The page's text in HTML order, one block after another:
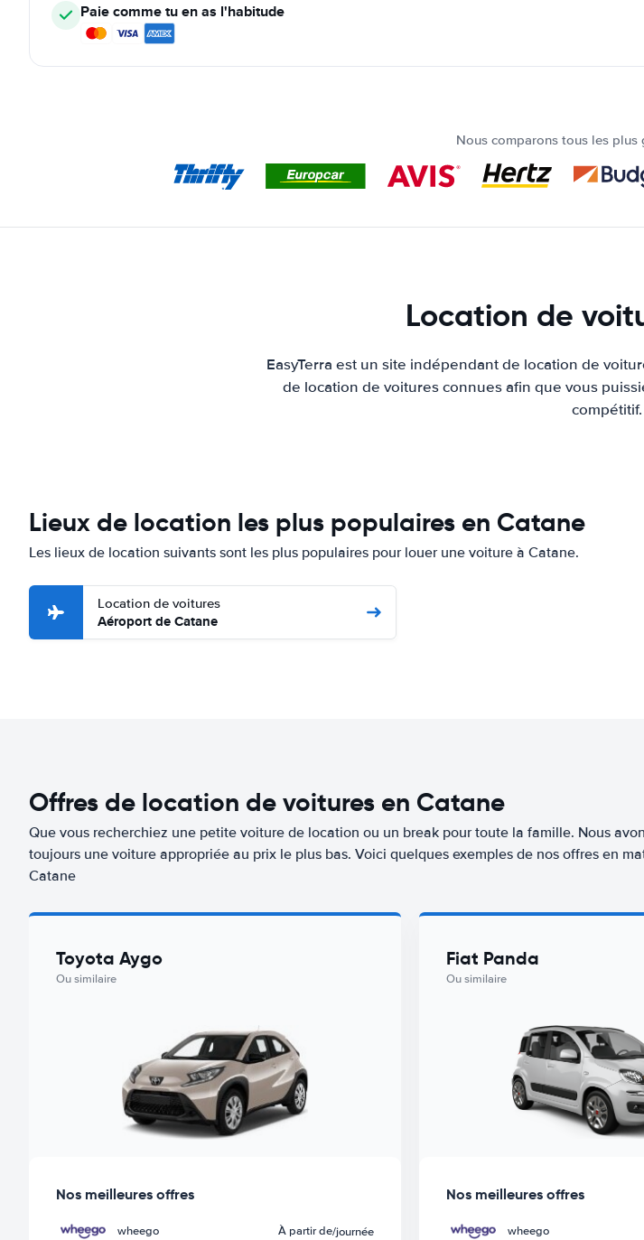
Paie comme tu en as l'habitude
Nous comparons tous les plus
Location de
EasyTerra est un site indépendant de location de
de location de voitures connues afin que vous
compétitif.
Lieux de location les plus populaires en Catane
Les lieux de location suivants sont les plus populaires pour louer une voiture à Catane.
Location de voitures
Aéroport de Catane
Offres de location de voitures en Catane
Que vous recherchiez une petite voiture de location ou un break pour toute la famille. Nous
toujours une voiture appropriée au prix le plus bas. Voici quelques exemples de nos offres en
Catane
Toyota Aygo
Ou similaire
Nos meilleures offres
wheego À partir de/journée
Fiat Panda
Ou similaire
Nos meilleures offres
wheego